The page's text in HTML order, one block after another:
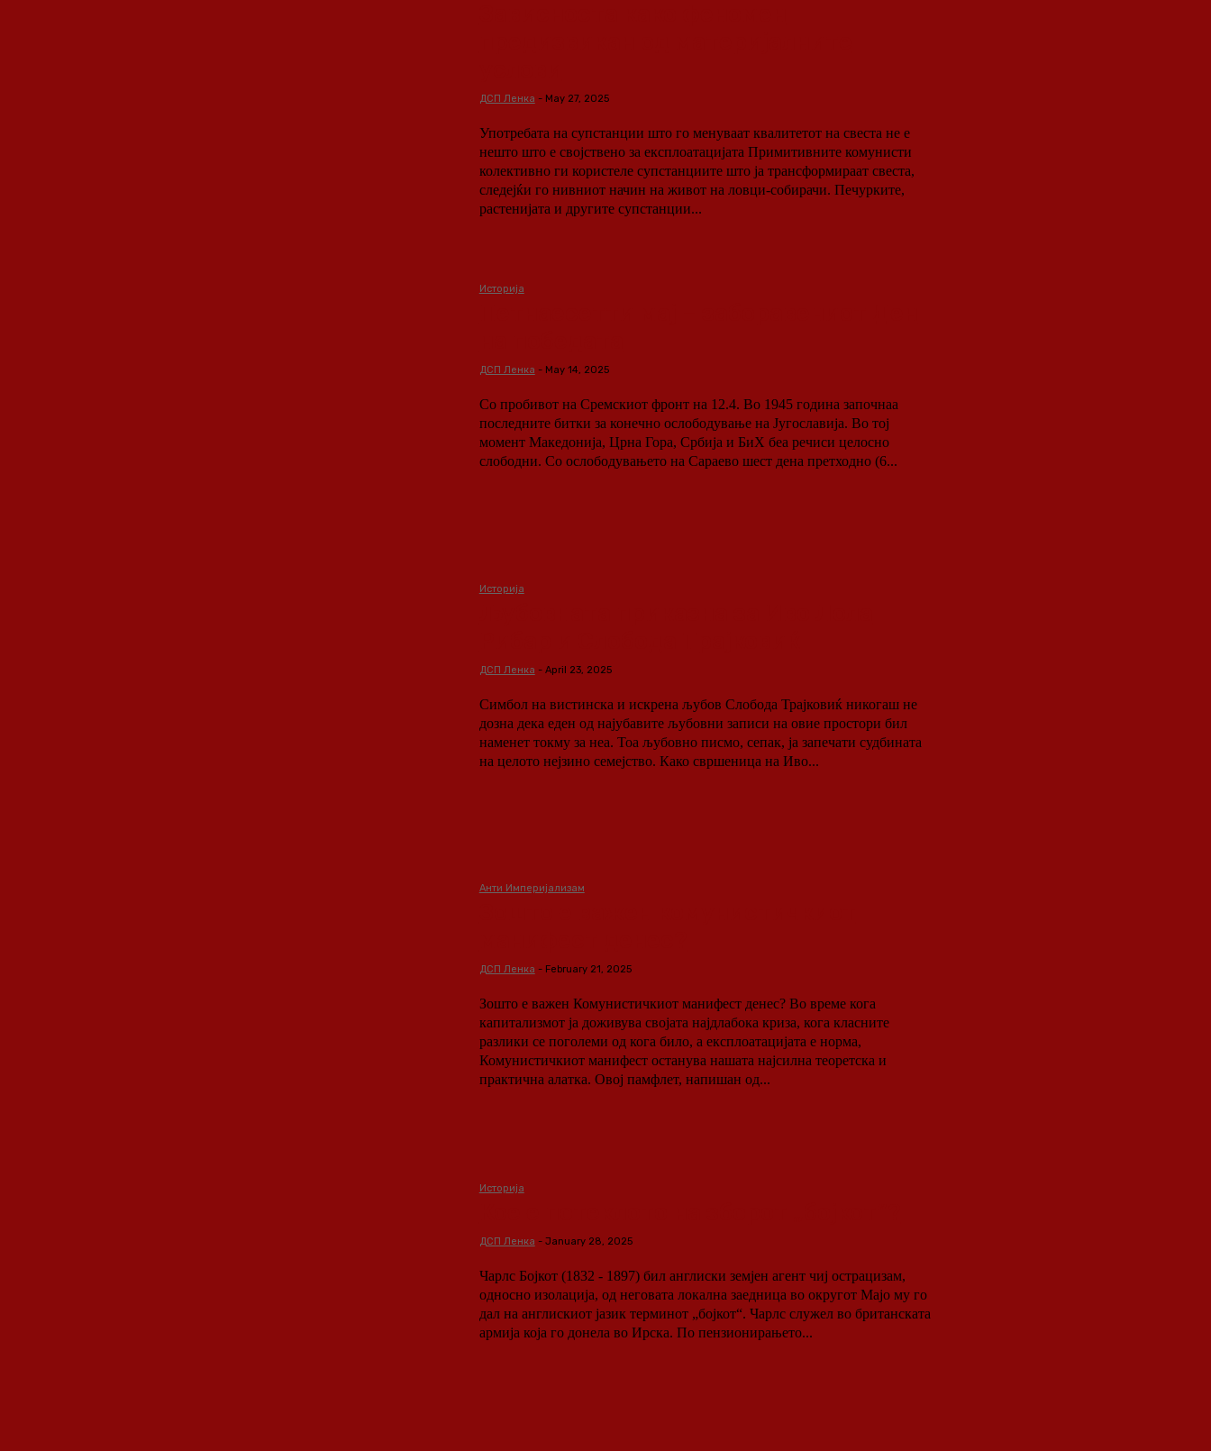
ДСП Ленка - May 27, 2025
Употребата на супстанции што го менуваат квалитетот на свеста не е
нешто што е својствено за експлоатацијата Примитивните комунисти
колективно ги користеле супстанциите што ја трансформираат свеста,
следејќи го нивниот начин на живот на ловци-собирачи. Печурките,
растенијата и другите супстанции...
Историја
ДСП Ленка - May 14, 2025
Со пробивот на Сремскиот фронт на 12.4. Во 1945 година започнаа
последните битки за конечно ослободување на Југославија. Во тој
момент Македонија, Црна Гора, Србија и БиХ беа речиси целосно
слободни. Со ослободувањето на Сараево шест дена претходно (6...
Историја
ДСП Ленка - April 23, 2025
Симбол на вистинска и искрена љубов Слобода Трајковиќ никогаш не
дозна дека еден од најубавите љубовни записи на овие простори бил
наменет токму за неа. Тоа љубовно писмо, сепак, ја запечати судбината
на целото нејзино семејство. Како свршеница на Иво...
Анти Империјализам
ДСП Ленка - February 21, 2025
Зошто е важен Комунистичкиот манифест денес? Во време кога
капитализмот ја доживува својата најдлабока криза, кога класните
разлики се поголеми од кога било, а експлоатацијата е норма,
Комунистичкиот манифест останува нашата најсилна теоретска и
практична алатка. Овој памфлет, напишан од...
Историја
ДСП Ленка - January 28, 2025
Чарлс Бојкот (1832 - 1897) бил англиски земјен агент чиј острацизам,
односно изолација, од неговата локална заедница во округот Мајо му го
дал на англискиот јазик терминот „бојкот“. Чарлс служел во британската
армија која го донела во Ирска. По пензионирањето...